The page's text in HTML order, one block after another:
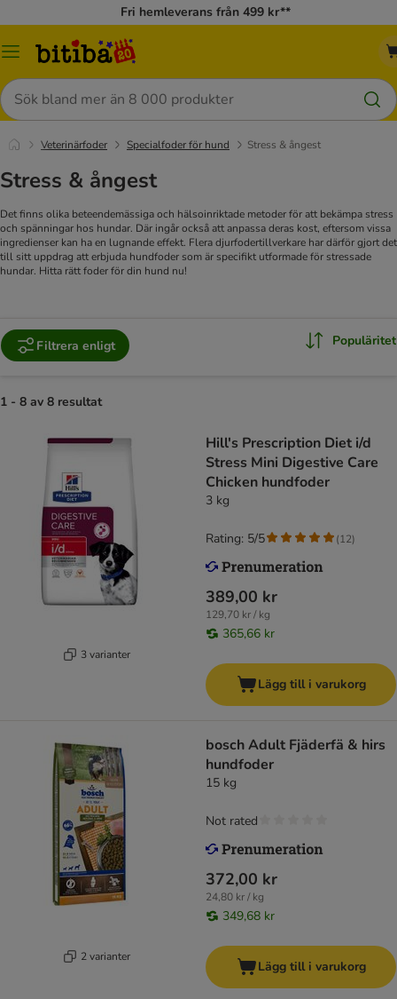
Fri hemleverans från 499 kr**
Meny
Sök
Veterinärfoder Specialfoder för hund Stress & ångest
Stress & ångest
Det finns olika beteendemässiga och hälsoinriktade metoder för att bekämpa stress
och spänningar hos hundar. Där ingår också att anpassa deras kost, eftersom vissa
ingredienser kan ha en lugnande effekt. Flera djurfodertillverkare har därför gjort det
till sitt uppdrag att erbjuda hundfoder som är specifikt utformade för stressade
hundar. Hitta rätt foder för din hund nu!
Filtrera enligt Populäritet
1 - 8 av 8 resultat
3 varianter
Hill's Prescription Diet i/d
Stress Mini Digestive Care
Chicken hundfoder
3 kg
389,00 kr
129,70 kr / kg
365,66 kr
Rating: 5/5 (12)
Lägg till i varukorg
2 varianter
bosch Adult Fjäderfä & hirs
hundfoder
15 kg
372,00 kr
24,80 kr / kg
349,68 kr
Not rated
Lägg till i varukorg